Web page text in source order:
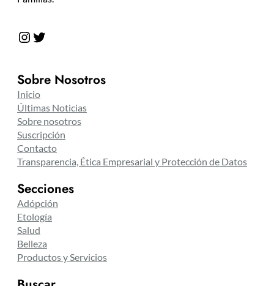
Instagram Twitter
Sobre Nosotros
Inicio
Últimas Noticias
Sobre nosotros
Suscripción
Contacto
Transparencia, Ética Empresarial y Protección de Datos
Secciones
Adópción
Etología
Salud
Belleza
Productos y Servicios